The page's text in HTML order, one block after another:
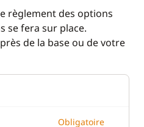
règlement des options
se fera sur place.
de la base ou de votre
Obligatoire